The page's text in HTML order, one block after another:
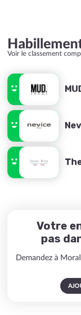
Voir le classement
Votre
pas
Demandez à